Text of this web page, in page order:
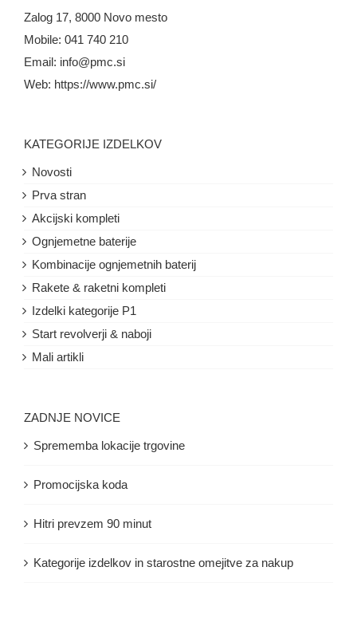
Zalog 17, 8000 Novo mesto
Mobile: 041 740 210
Email: info@pmc.si
Web: https://www.pmc.si/
KATEGORIJE IZDELKOV
Novosti
Prva stran
Akcijski kompleti
Ognjemetne baterije
Kombinacije ognjemetnih baterij
Rakete & raketni kompleti
Izdelki kategorije P1
Start revolverji & naboji
Mali artikli
ZADNJE NOVICE
Sprememba lokacije trgovine
Promocijska koda
Hitri prevzem 90 minut
Kategorije izdelkov in starostne omejitve za nakup